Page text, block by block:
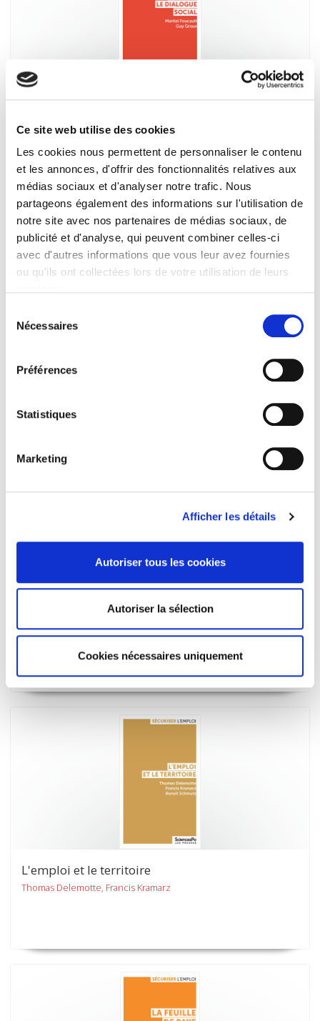
Ce site web utilise des cookies
Les cookies nous permettent de personnaliser le contenu
et les annonces, d'offrir des fonctionnalités relatives aux
médias sociaux et d'analyser notre trafic. Nous
partageons également des informations sur l'utilisation de
notre site avec nos partenaires de médias sociaux, de
publicité et d'analyse, qui peuvent combiner celles-ci
avec d'autres informations que vous leur avez fournies
ou qu'ils ont collectées lors de votre utilisation de leurs
Nécessaires
Préférences
Statistiques
Marketing
Afficher les détails
Autoriser tous les cookies
Autoriser la sélection
Cookies nécessaires uniquement
L'Etat et le dialogue social
Yann Algan, Elise Huillery
Les seniors et l'emploi
Hippolyte d'Albis
L'emploi et le territoire
Thomas Delemotte, Francis Kramarz